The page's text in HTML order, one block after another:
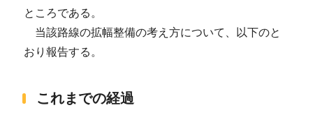
ところである。
当該路線の拡幅整備の考え方について、以下のと
おり報告する。
これまでの経過